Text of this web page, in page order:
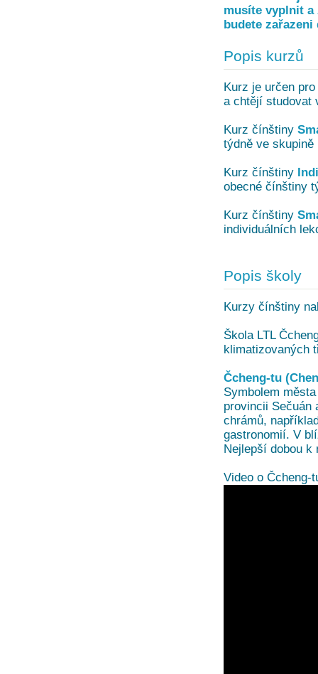
musíte vyplnit a
budete
Popis kurzů
Kurz je určen
a chtějí studovat
Kurz čínštiny
týdně ve
Kurz čínštiny
obecné čínštiny
Kurz čínštiny
individuálních
Popis školy
Kurzy čínštiny
Škola LTL
klimatizovaných
Čcheng-tu
Symbolem
provincii Sečuán
chrámů,
gastronomií. V
Nejlepší dobou k
Video o Čcheng-